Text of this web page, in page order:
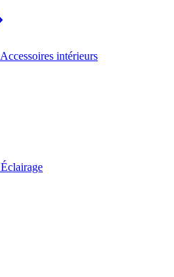
Accessoires intérieurs
Éclairage